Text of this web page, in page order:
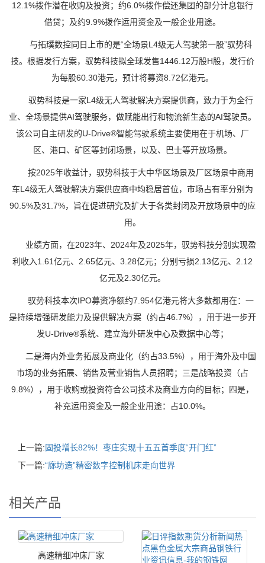
12.1%拨作潜在收购及投资；约6.0%拨作偿还集团的部分计息银行
借贷；及约9.9%拨作运用资金及一般企业用途。
与拓璞数控同日上市的是“全场景L4级无人驾驶第一股”驭势科
技。根据发行方案，驭势科技拟全球发售1446.12万股H股，发行价
为每股60.30港元，预计将募资8.72亿港元。
驭势科技是一家L4级无人驾驶解决方案提供商，致力于为全行
业、全场景提供AI驾驶服务，做赋能出行和物流新生态的AI驾驶员。
该公司自主研发的U-Drive®智能驾驶系统主要使用在于机场、厂
区、港口、矿区等封闭场景，以及、巴士等开放场景。
按2025年收益计，驭势科技于大中华区场景及厂区场景中商用
车L4级无人驾驶解决方案供应商中均稳居首位，市场占有率分别为
90.5%及31.7%，旨在促进研究及扩大于各类封闭及开放场景中的应
用。
业绩方面，在2023年、2024年及2025年，驭势科技分别实现盈
利收入1.61亿元、2.65亿元、3.28亿元；分别亏损2.13亿元、2.12
亿元及2.30亿元。
驭势科技本次IPO募资净额约7.954亿港元将大多数都用在：一
是持续增强研发能力及提供解决方案（约占46.7%），用于进一步开
发U-Drive®系统、建立海外研发中心及数据中心等；
二是海内外业务拓展及商业化（约占33.5%），用于海外及中国
市场的业务拓展、销售及营业销售人员招聘；三是战略投资（占
9.8%），用于收购或投资符合公司技术及商业方向的目标；四是，
补充运用资金及一般企业用途：占10.0%。
上一篇:固投增长82%！枣庄实现十五五首季度“开门红”
下一篇:“廊坊造”精密数字控制机床走向世界
相关产品
高速精细冲床厂家